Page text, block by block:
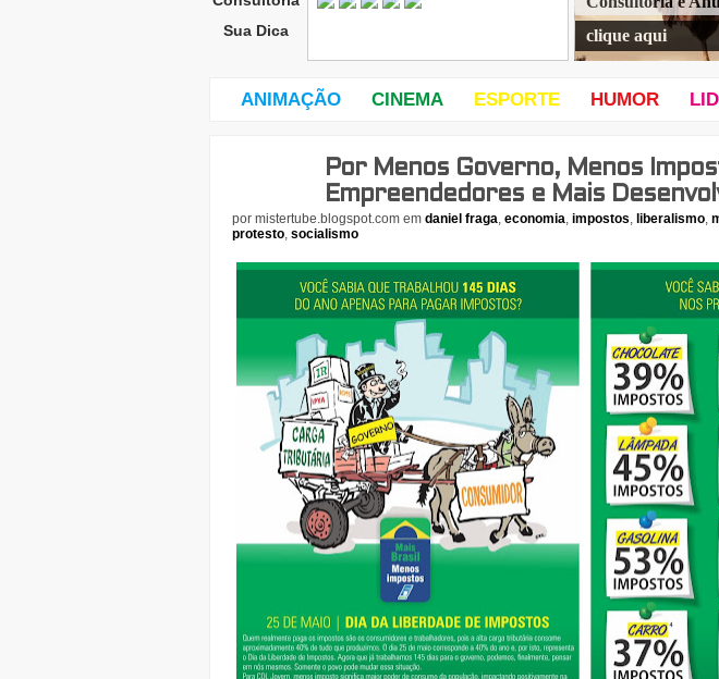
Sua Dica
clique aqui
ANIMAÇÃO CINEMA ESPORTE HUMOR
22
de
Por Menos Governo, Menos
Empreendedores e Mais
por mistertube.blogspot.com em daniel fraga, economia, impostos, liberalismo,
protesto, socialismo